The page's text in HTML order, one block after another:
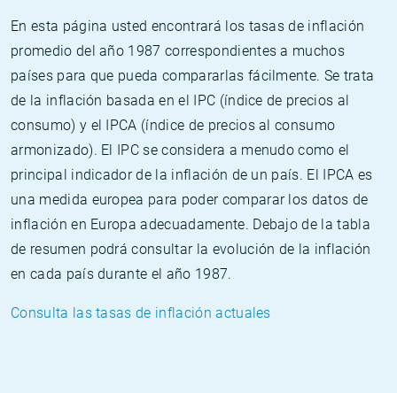
En esta página usted encontrará los tasas de inflación
promedio del año 1987 correspondientes a muchos
países para que pueda compararlas fácilmente. Se trata
de la inflación basada en el IPC (índice de precios al
consumo) y el IPCA (índice de precios al consumo
armonizado). El IPC se considera a menudo como el
principal indicador de la inflación de un país. El IPCA es
una medida europea para poder comparar los datos de
inflación en Europa adecuadamente. Debajo de la tabla
de resumen podrá consultar la evolución de la inflación
en cada país durante el año 1987.
Consulta las tasas de inflación actuales